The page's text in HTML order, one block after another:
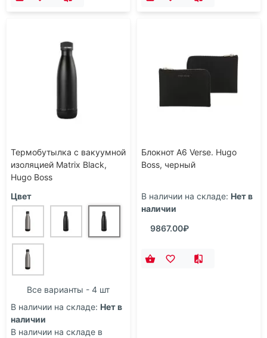
Термобутылка с вакуумной
изоляцией Matrix Black,
Hugo Boss
Цвет
Все варианты - 4 шт
В наличии на складе: Нет в
наличии
В наличии на складе в
Блокнот А6 Verse. Hugo
Boss, черный
В наличии на складе: Нет в
наличии
9867.00₽